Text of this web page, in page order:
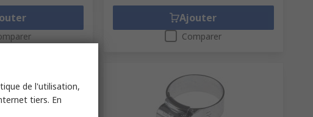
Ajouter
Comparer
de l'utilisation,
tiers. En